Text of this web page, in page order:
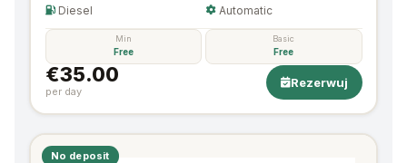
Diesel
Automatic
Min
Free
Basic
Free
€35.00
per day
Rezerwuj
No deposit